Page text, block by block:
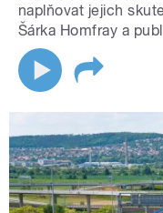
naplňovat jejich
Šárka Homfray a